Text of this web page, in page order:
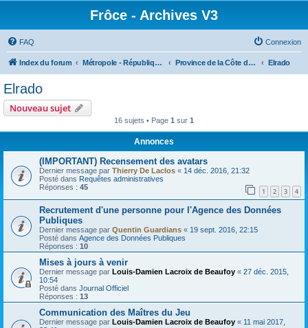
Frôce - Archives V3
FAQ Connexion
Index du forum Métropole - République Frôceuse Province de la Côte du Soleil Elrado
Elrado
Nouveau sujet
16 sujets • Page 1 sur 1
Annonces
(IMPORTANT) Recensement des avatars
Dernier message par Thierry De Laclos « 14 déc. 2016, 21:32
Posté dans Requêtes administratives
Réponses : 45 1 2 3 4
Recrutement d'une personne pour l'Agence des Données
Publiques
Dernier message par Quentin Guardians « 19 sept. 2016, 22:15
Posté dans Agence des Données Publiques
Réponses : 10
Mises à jours à venir
Dernier message par Louis-Damien Lacroix de Beaufoy « 27 déc. 2015,
10:54
Posté dans Journal Officiel
Réponses : 13
Communication des Maîtres du Jeu
Dernier message par Louis-Damien Lacroix de Beaufoy « 11 mai 2017,